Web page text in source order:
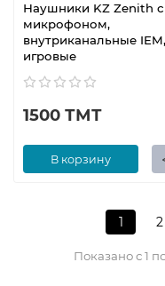
Наушники KZ Zenith с
микрофоном,
внутриканальные IEM,
игровые
1500 ТМТ
В корзину
1 2
Показано с 1